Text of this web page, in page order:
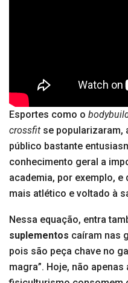
Esportes como o
crossfit se popularizaram,
público bastante
conhecimento geral a
academia, por exemplo,
mais atlético e voltado à
Nessa equação, entra
suplementos caíram nas
pois são peça chave no
magra”. Hoje, não